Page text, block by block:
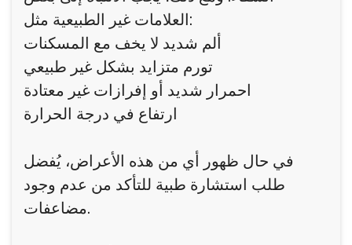
العلامات غير الطبيعية مثل:
ألم شديد لا يخف مع المسكنات
تورم متزايد بشكل غير طبيعي
احمرار شديد أو إفرازات غير معتادة
ارتفاع في درجة الحرارة
في حال ظهور أي من هذه الأعراض، يُفضل
طلب استشارة طبية للتأكد من عدم وجود
مضاعفات.